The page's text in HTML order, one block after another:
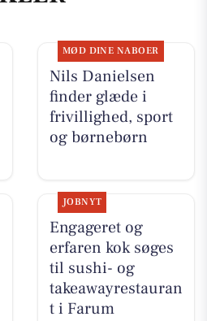
MØD DINE NABOER
Nils Danielsen
finder glæde i
frivillighed, sport
og børnebørn
JOBNYT
Engageret og
erfaren kok søges
til sushi- og
takeawayrestauran
t i Farum